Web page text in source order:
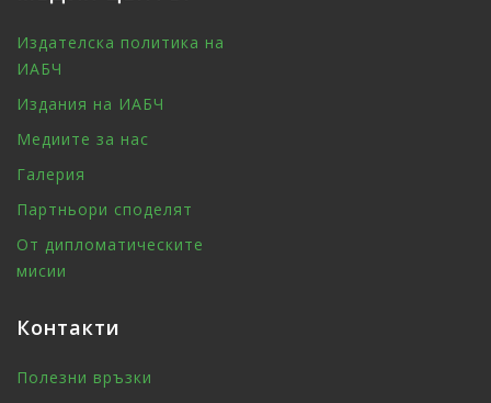
Издателска политика на
ИАБЧ
Издания на ИАБЧ
Медиите за нас
Галерия
Партньори споделят
От дипломатическите
мисии
Контакти
Полезни връзки